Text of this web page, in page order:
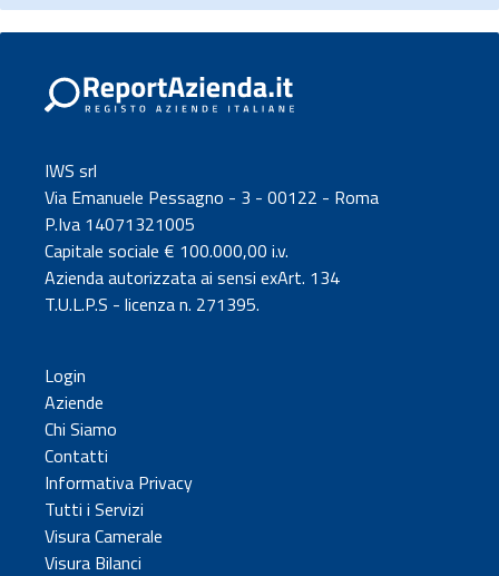
IWS srl
Via Emanuele Pessagno - 3 - 00122 - Roma
P.Iva 14071321005
Capitale sociale € 100.000,00 i.v.
Azienda autorizzata ai sensi exArt. 134
T.U.L.P.S - licenza n. 271395.
Login
Aziende
Chi Siamo
Contatti
Informativa Privacy
Tutti i Servizi
Visura Camerale
Visura Bilanci